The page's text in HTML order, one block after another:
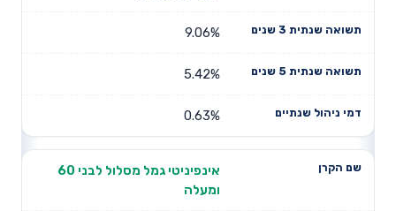
9.06%
5.42%
0.63%
אינפיניטי גמל מסלול לבני 60
ומעלה